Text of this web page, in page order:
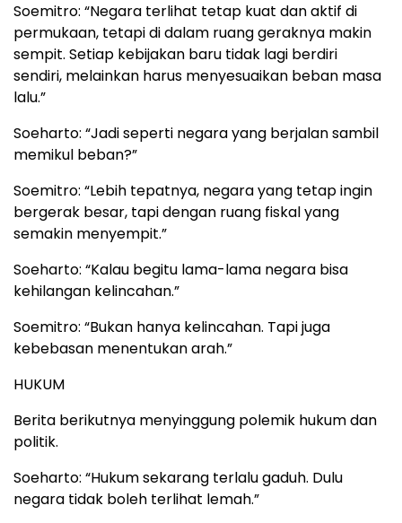
Soemitro: “Negara terlihat tetap kuat dan aktif di
permukaan, tetapi di dalam ruang geraknya makin
sempit. Setiap kebijakan baru tidak lagi berdiri
sendiri, melainkan harus menyesuaikan beban masa
lalu.”
Soeharto: “Jadi seperti negara yang berjalan sambil
memikul beban?”
Soemitro: “Lebih tepatnya, negara yang tetap ingin
bergerak besar, tapi dengan ruang fiskal yang
semakin menyempit.”
Soeharto: “Kalau begitu lama-lama negara bisa
kehilangan kelincahan.”
Soemitro: “Bukan hanya kelincahan. Tapi juga
kebebasan menentukan arah.”
HUKUM
Berita berikutnya menyinggung polemik hukum dan
politik.
Soeharto: “Hukum sekarang terlalu gaduh. Dulu
negara tidak boleh terlihat lemah.”